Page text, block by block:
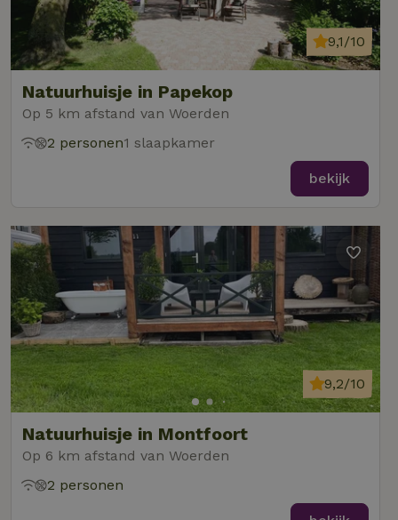
Natuurhuisje in Papekop
Op 5 km afstand van Woerden
9,1/10
2 personen1 slaapkamer
bekijk
Natuurhuisje in Montfoort
Op 6 km afstand van Woerden
9,2/10
2 personen